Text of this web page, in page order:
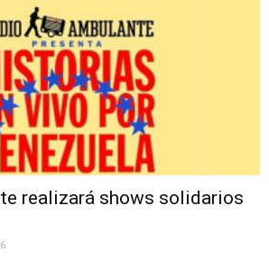
realizará shows solidarios